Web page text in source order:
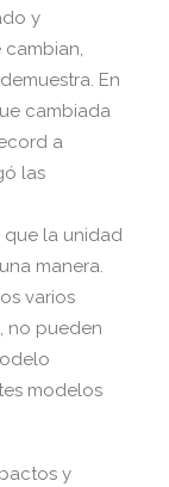
y
cambian,
En
cambiada
a
las
que la unidad
manera.
varios
no pueden
modelos
y